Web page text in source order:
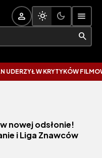
W KRYTYKÓW
nowej odsłonie!
i Liga Znawców